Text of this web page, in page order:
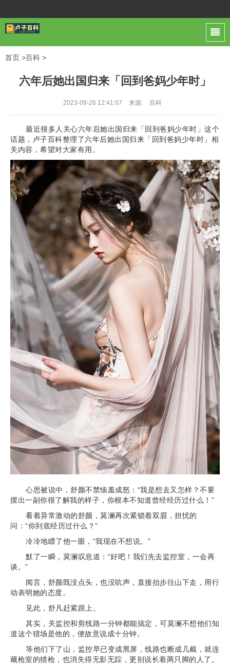
首页 >百科 >
六年后她出国归来「回到爸妈少年时」
2023-09-26 12:41:07 来源: 百科
最近很多人关心六年后她出国归来「回到爸妈少年时」这个
话题，卢子百科整理了六年后她出国归来「回到爸妈少年时」相
关内容，希望对大家有用。
心思被说中，舒颜不禁恼羞成怒：“我是想去又怎样？不要
摆出一副你很了解我的样子，你根本不知道曾经经历过什么！”
看着异常激动的舒颜，莫澜再次紧锁着双眉，担忧的
问：“你到底经历过什么？”
冷冷地瞟了他一眼，“我现在不想说。”
默了一瞬，莫澜叹息道：“好吧！我们先去监控室，一会再
谈。”
闻言，舒颜既没点头，也没吭声，直接抬步往山下走，用行
动表明她的态度。
见此，舒凡赶紧跟上。
其实，关监控和剪线路一分钟都能搞定，可莫澜不想他们知
道这个猎场是他的，便故意说成十分钟。
等他们下了山，监控早已变成黑屏，线路也断成几截，就连
藏枪室的猎枪，也消失得无影无踪，更别说长着两只脚的人了。